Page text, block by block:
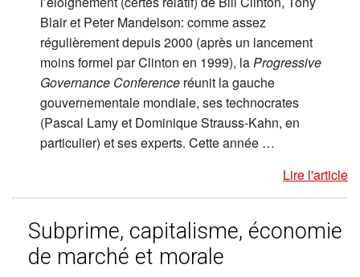
Blair et Peter Mandelson: comme assez
régulièrement depuis 2000 (après un lancement
moins formel par Clinton en 1999), laProgressive
Governance Conference réunit la gauche
gouvernementale mondiale, ses technocrates
(Pascal Lamy et Dominique Strauss-Kahn, en
particulier) et ses experts. Cette année …
Lire l'article
Subprime, capitalisme, économie
de marché et morale